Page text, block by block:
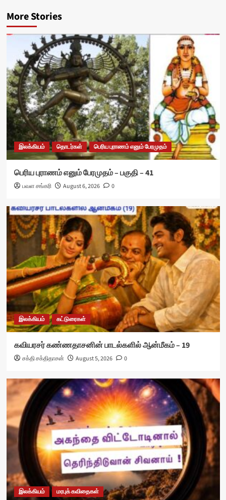
More Stories
இலக்கியம் தொடர்கள் பெரிய புராணம் எனும் பேரமுதம்
பெரிய புராணம் எனும் பேரமுதம் – பகுதி – 41
பவள சங்கரி August 6, 2026 0
இலக்கியம் கட்டுரைகள்
கவியரசர் கண்ணதாசனின் பாடல்களில் ஆன்மீகம் – 19
சக்தி சக்திதாசன் August 5, 2026 0
இலக்கியம் மரபுக் கவிதைகள்